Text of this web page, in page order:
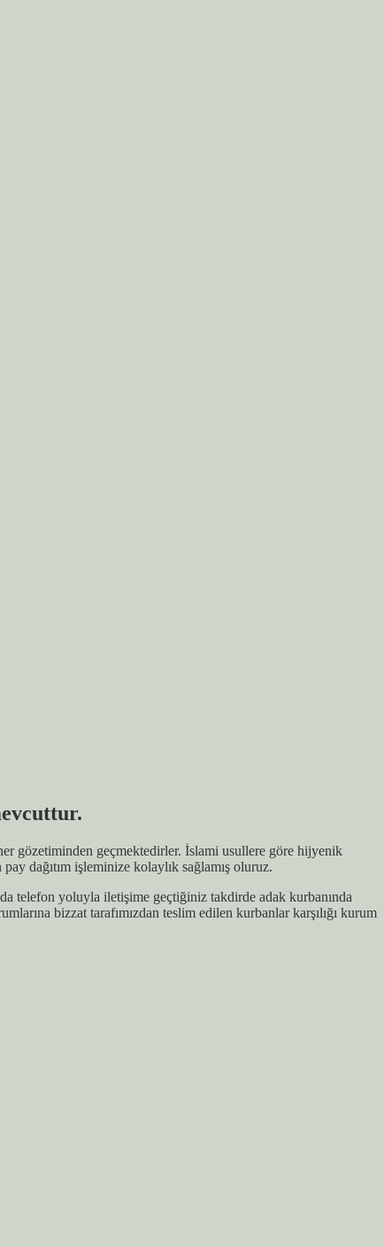
gözetiminden geçmektedirler. İslami usullere göre hijyenik
dağıtım işleminize kolaylık sağlamış oluruz.
telefon yoluyla iletişime geçtiğiniz takdirde adak kurbanında
bizzat tarafımızdan teslim edilen kurbanlar karşılığı kurum